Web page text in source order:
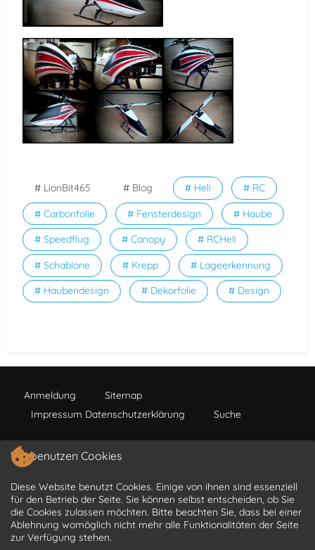
# LionBit465 # Blog # Heli # RC
# Carbonfolie # Fensterdesign # Haube
# Speedflug # Canopy # RCHeli
# Schablone # Krepp # Lageerkennung
# Haubendesign # Dekorfolie # Design
Anmeldung
Sitemap
Impressum Datenschutzerklärung
Suche
Wir benutzen Cookies
Diese Website benutzt Cookies. Einige von ihnen sind essenziell
für den Betrieb der Seite. Sie können selbst entscheiden, ob Sie
die Cookies zulassen möchten. Bitte beachten Sie, dass bei einer
Ablehnung womöglich nicht mehr alle Funktionalitäten der Seite
zur Verfügung stehen.